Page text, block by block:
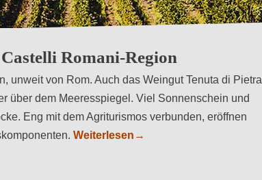
Reiches
Romani-Region
unweit von Rom. Auch das Weingut Tenuta di Pietra
über dem Meeresspiegel. Viel Sonnenschein und
Eng mit dem Agriturismos verbunden, eröffnen
Weiterlesen →